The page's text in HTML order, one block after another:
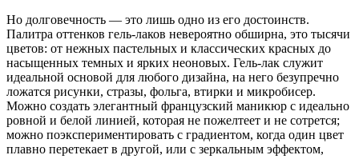
Но долговечность — это лишь одно из его достоинств.
Палитра оттенков гель-лаков невероятно обширна, это тысячи
цветов: от нежных пастельных и классических красных до
насыщенных темных и ярких неоновых. Гель-лак служит
идеальной основой для любого дизайна, на него безупречно
ложатся рисунки, стразы, фольга, втирки и микробисер.
Можно создать элегантный французский маникюр с идеально
ровной и белой линией, которая не пожелтеет и не сотрется;
можно поэкспериментировать с градиентом, когда один цвет
плавно перетекает в другой, или с зеркальным эффектом,